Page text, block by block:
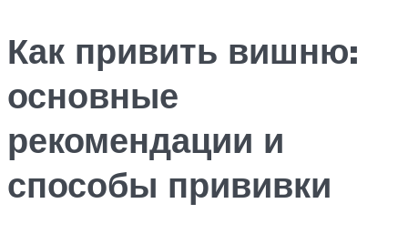
Как привить вишню:
основные
рекомендации и
способы прививки